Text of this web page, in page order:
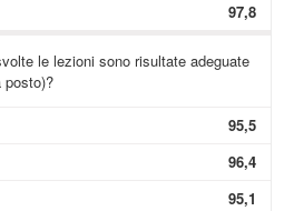
97,8
le lezioni sono risultate adeguate
95,5
96,4
95,1